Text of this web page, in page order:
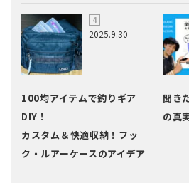
2025.9.30
100均アイテムで釣りギア
DIY！
カスタム＆快適収納！フッ
ク・ルアーケースのアイデア
聞き
の真